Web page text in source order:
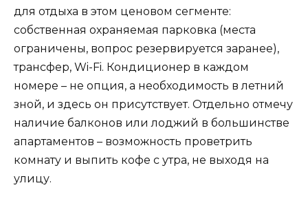
для отдыха в этом ценовом сегменте:
собственная охраняемая парковка (места
ограничены, вопрос резервируется заранее),
трансфер, Wi-Fi. Кондиционер в каждом
номере – не опция, а необходимость в летний
зной, и здесь он присутствует. Отдельно отмечу
наличие балконов или лоджий в большинстве
апартаментов – возможность проветрить
комнату и выпить кофе с утра, не выходя на
улицу.